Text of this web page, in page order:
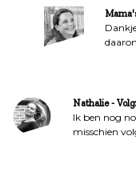
Nathalie -
Ik ben nog
misschien